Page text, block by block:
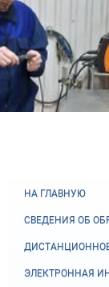
НА ГЛАВНУЮ
СВЕДЕНИЯ ОБ
ЭЛЕКТРОННАЯ